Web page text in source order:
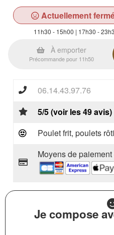
Actuellement
11h30 - 15h00 | 17h30 -
À emporter
Précommande pour 11h50
06.14.43.97.76
5/5 (voir les 49 avis)
Poulet frit, poulets
Moyens de paiement
Je compose